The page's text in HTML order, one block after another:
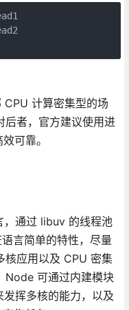
计算密集型的场
后者，官方建议使用进
可靠。
，通过 libuv 的线程池
言简单的特性，尽量
核应用以及 CPU 密集
Node 可通过内建模块
挥多核的能力，以及